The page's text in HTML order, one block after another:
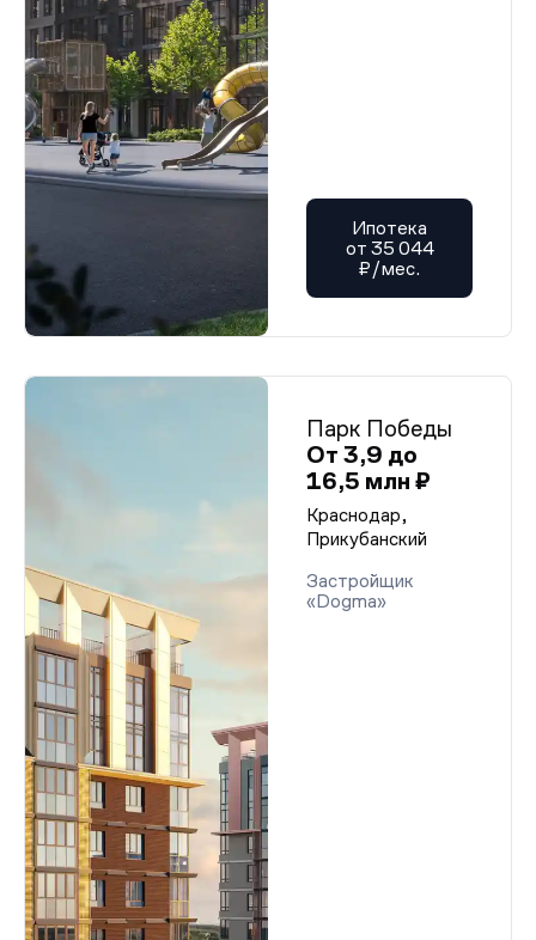
Ипотека
от 35 044
₽/мес.
Парк Победы
От 3,9 до
16,5 млн ₽
Краснодар,
Прикубанский
Застройщик
«Dogma»